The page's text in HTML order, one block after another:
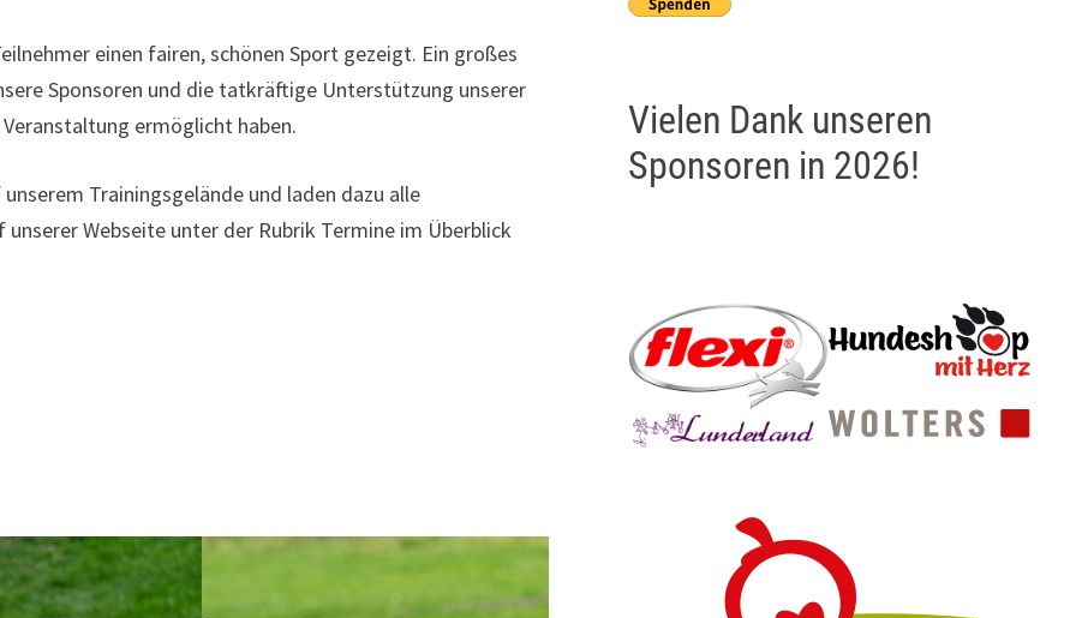
einen fairen, schönen Sport gezeigt. Ein großes
Sponsoren und die tatkräftige Unterstützung unserer
ermöglicht haben.
Trainingsgelände und laden dazu alle
Webseite unter der Rubrik Termine im Überblick
Vielen Dank unseren
Sponsoren in 2026!